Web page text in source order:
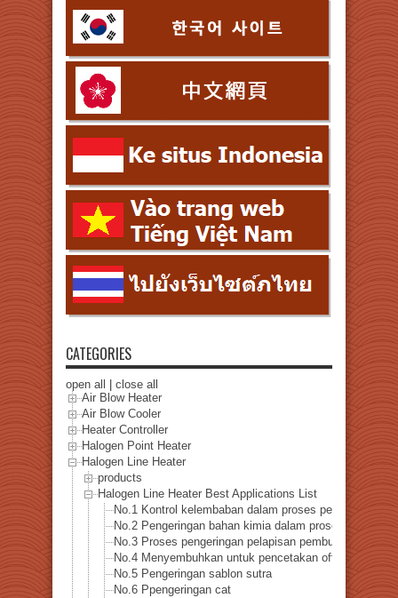
CATEGORIES
open all
close all
Air Blow Heater
Air Blow Cooler
Heater Controller
Halogen Point Heater
Halogen Line Heater
products
Halogen Line Heater Best Applications List
No.1 Kontrol kelembaban dalam proses pembuatan
No.2 Pengeringan bahan kimia dalam proses
No.3 Proses pengeringan pelapisan pembuatan kertas
No.4 Menyembuhkan untuk pencetakan offset dan
No.5 Pengeringan sablon sutra
No.6 Ppengeringan cat